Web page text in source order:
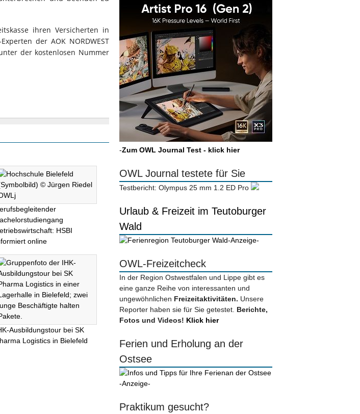
ihren Versicherten in
der AOK NORDWEST
der kostenlosen Nummer
HSBI
online
Ausbildungstour bei SK
Logistics in Bielefeld
-Zum OWL Journal Test - klick hier
OWL Journal testete für Sie
Testbericht: Olympus 25 mm 1.2 ED Pro
Urlaub & Freizeit im Teutoburger
Wald
-Anzeige-
OWL-Freizeitcheck
In der Region Ostwestfalen und Lippe gibt es
eine ganze Reihe von interessanten und
ungewöhnlichen Freizeitaktivitäten. Unsere
Reporter haben sie für Sie getestet. Berichte,
Fotos und Videos! Klick hier
Ferien und Erholung an der
Ostsee
-Anzeige-
Praktikum gesucht?